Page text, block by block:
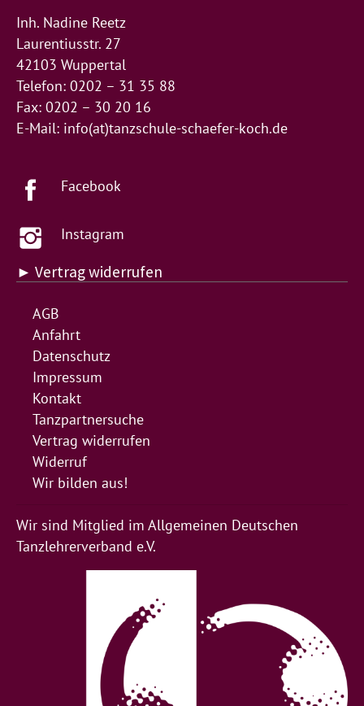
Inh. Nadine Reetz
Laurentiusstr. 27
42103 Wuppertal
Telefon: 0202 – 31 35 88
Fax: 0202 – 30 20 16
E-Mail: info(at)tanzschule-schaefer-koch.de
Facebook
Instagram
► Vertrag widerrufen
AGB
Anfahrt
Datenschutz
Impressum
Kontakt
Tanzpartnersuche
Vertrag widerrufen
Widerruf
Wir bilden aus!
Wir sind Mitglied im Allgemeinen Deutschen
Tanzlehrerverband e.V.